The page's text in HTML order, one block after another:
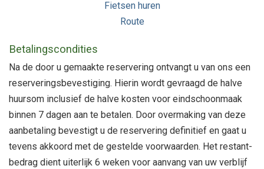
Fietsen huren
Route
Betalingscondities
Na de door u gemaakte reservering ontvangt u van ons een
reserveringsbevestiging. Hierin wordt gevraagd de halve
huursom inclusief de halve kosten voor eindschoonmaak
binnen 7 dagen aan te betalen. Door overmaking van deze
aanbetaling bevestigt u de reservering definitief en gaat u
tevens akkoord met de gestelde voorwaarden. Het restant-
bedrag dient uiterlijk 6 weken voor aanvang van uw verblijf